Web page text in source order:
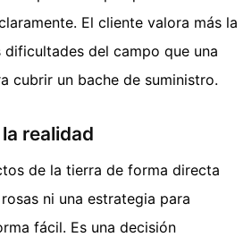
El cliente valora más la
dificultades del campo que una
cubrir un bache de suministro.
realidad
de la tierra de forma directa
ni una estrategia para
fácil. Es una decisión